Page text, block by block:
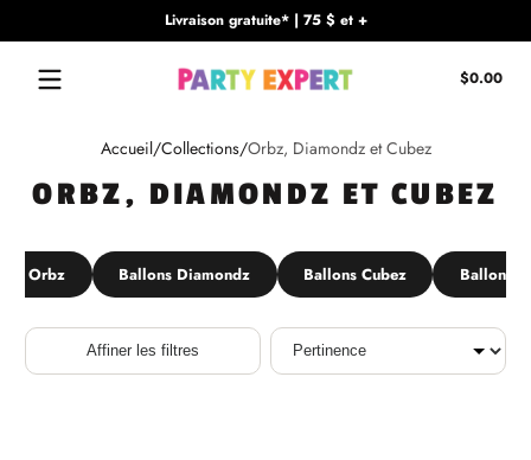
Livraison gratuite* | 75 $ et +
$0.00
Accueil Collections Orbz, Diamondz et Cubez
ORBZ, DIAMONDZ ET CUBEZ
Orbz Ballons Diamondz Ballons Cubez Ballons
Affiner les filtres
Trier